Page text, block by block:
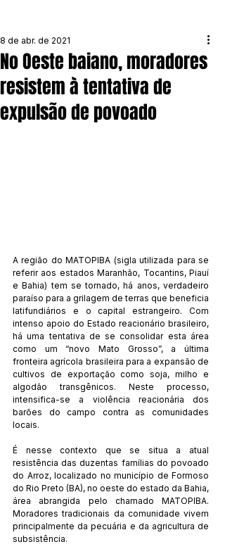
No Oeste baiano, moradores
resistem à tentativa de
expulsão de povoado
8 de abr. de 2021
A região do MATOPIBA (sigla utilizada para se
referir aos estados Maranhão, Tocantins, Piauí
e Bahia) tem se tornado, há anos, verdadeiro
paraíso para a grilagem de terras que beneficia
latifundiários e o capital estrangeiro. Com
intenso apoio do Estado reacionário brasileiro,
há uma tentativa de se consolidar esta área
como um “novo Mato Grosso”, a última
fronteira agrícola brasileira para a expansão de
cultivos de exportação como soja, milho e
algodão transgênicos. Neste processo,
intensifica-se a violência reacionária dos
barões do campo contra as comunidades
locais.
É nesse contexto que se situa a atual
resistência das duzentas famílias do povoado
do Arroz, localizado no município de Formoso
do Rio Preto (BA), no oeste do estado da Bahia,
área abrangida pelo chamado MATOPIBA.
Moradores tradicionais da comunidade vivem
principalmente da pecuária e da agricultura de
subsistência.